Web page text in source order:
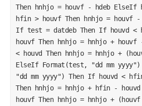
Then hnhjo = houvf - hdeb ElseIf
hfin > houvf Then hnhjo = houvf
If test = datdeb Then If houvd <
houvf Then hnhjo = hnhjo + houvf
< houvd Then hnhjo = hnhjo +
ElseIf Format(test, "dd mm
"dd mm yyyy") Then If houvd <
Then hnhjo = hnhjo + hfin -
houvf Then hnhjo = hnhjo +